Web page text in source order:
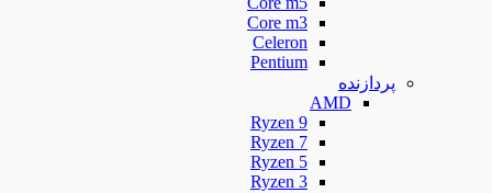
Core m3
Celeron
Pentium
پردازنده
AMD
Ryzen 9
Ryzen 7
Ryzen 5
Ryzen 3